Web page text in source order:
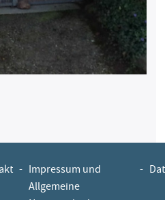
- Impressum und
Allgemeine
-